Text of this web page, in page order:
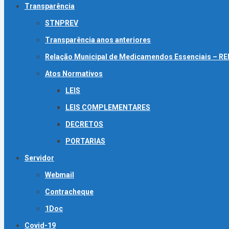
Transparência
STNPREV
Transparência anos anteriores
Relação Municipal de Medicamendos Essenciais –
Atos Normativos
LEIS
LEIS COMPLEMENTARES
DECRETOS
PORTARIAS
Servidor
Webmail
Contracheque
1Doc
Covid-19